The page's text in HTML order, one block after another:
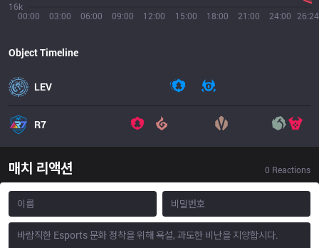
00:00 03:00 06:00 09:00 12:00 15:00 18:00 21:00 24:00 26:24
16k
Object Timeline
LEV
R7
매치 리액션 0 Reactions